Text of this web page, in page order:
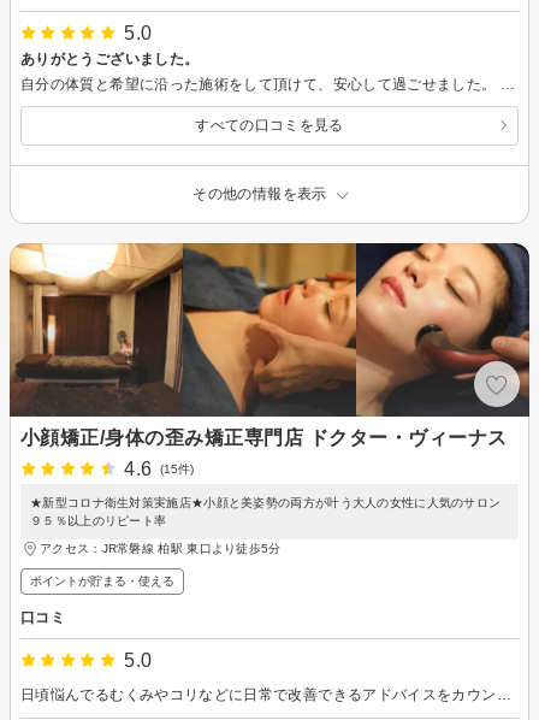
5.0
ありがとうございました。
すべての口コミを見る
その他の情報を表示
小顔矯正/身体の歪み矯正専門店 ドクター・ヴィーナス
4.6
(15件)
★新型コロナ衛生対策実施店★小顔と美姿勢の両方が叶う大人の女性に人気のサロン
９５％以上のリピート率
アクセス：JR常磐線 柏駅 東口より徒歩5分
ポイントが貯まる・使える
口コミ
5.0